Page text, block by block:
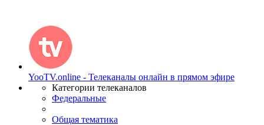
YooTV.online - Телеканалы онлайн в прямом эфире
Категории телеканалов
Федеральные
Общая тематика